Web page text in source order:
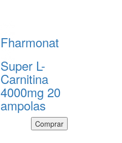
Fharmonat
Super L-
Carnitina
4000mg 20
ampolas